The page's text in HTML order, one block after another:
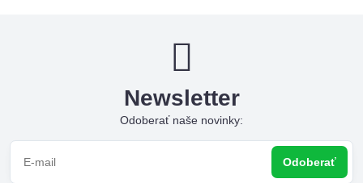
Newsletter
Odoberať naše novinky:
Odoberať